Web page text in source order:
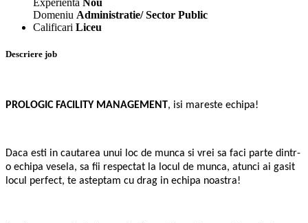
Experienta Nou
Domeniu Administratie/ Sector Public
Calificari Liceu
Descriere job
PROLOGIC FACILITY MANAGEMENT, isi mareste echipa!
Daca esti in cautarea unui loc de munca si vrei sa faci parte dintr-
o echipa vesela, sa fii respectat la locul de munca, atunci ai gasit
locul perfect, te asteptam cu drag in echipa noastra!